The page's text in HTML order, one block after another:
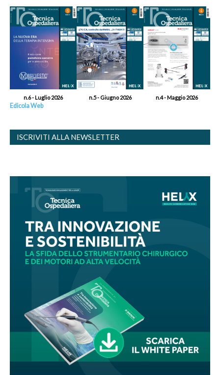
n.6 - Luglio 2026 n.5 - Giugno 2026 n.4 - Maggio 2026
Edicola Web
ISCRIVITI ALLA NEWSLETTER